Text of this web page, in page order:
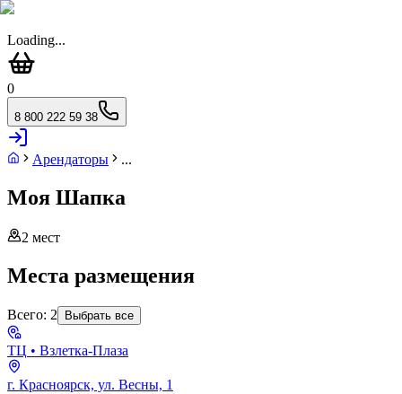
Loading...
0
8 800 222 59 38
Арендаторы ...
Моя Шапка
2 мест
Места размещения
Всего: 2 Выбрать все
ТЦ • Взлетка-Плаза
г. Красноярск, ул. Весны, 1